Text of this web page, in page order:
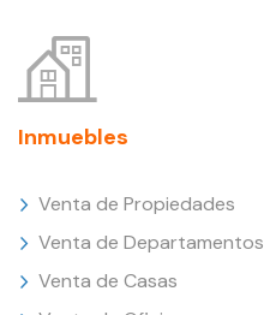
Inmuebles
Venta de Propiedades
Venta de Departamentos
Venta de Casas